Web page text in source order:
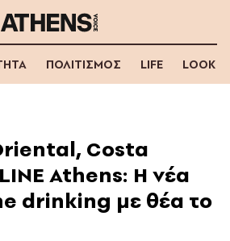
ΠΟΛΙΤΙΣΜΟΣ LIFE LOOK
Costa
Athens: Η νέα
drinking με θέα το